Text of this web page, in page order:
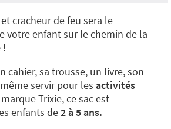
et cracheur de feu sera le
votre enfant sur le chemin de la
!
cahier, sa trousse, un livre, son
servir pour les activités
Trixie, ce sac est
enfants de2 à 5 ans.